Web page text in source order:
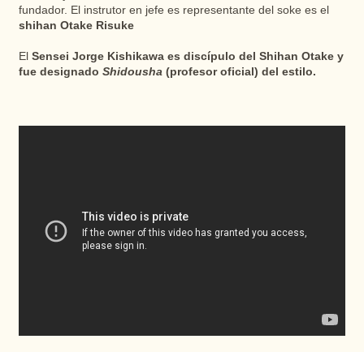
fundador. El instrutor en jefe es representante del soke es el
shihan Otake Risuke
El Sensei Jorge Kishikawa es discípulo del Shihan Otake y
fue designado Shidousha(profesor oficial) del estilo.